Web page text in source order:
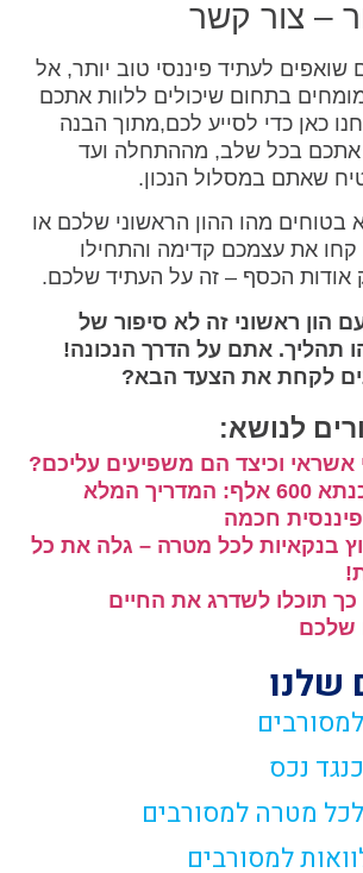
– צור קשר
לעתיד פיננסי טוב יותר, אל
בתחום שיכולים ללוות אתכם
כאן כדי לסייע לכם,מתוך הבנה
אתכם בכל שלב, מההתחלה ועד
שאתם במסלול הנכון.
בטוחים מהו ההון הראשוני שלכם או
את עצמכם קדימה והתחילו
הכסף – זה על העתיד שלכם.
הון ראשוני זה לא סיפור של
תהליך. אתם על הדרך הנכונה!
לקחת את הצעד הבא?
לנושא:
אשראי וכיצד הם משפיעים עליכם?
החזר משכנתא 600 אלף: המדריך המלא
חכמה
בנקאיות לכל מטרה – גלה את כל
תוכלו לשדרג את החיים
שלכם
שלנו
נכס
מטרה למסורבים
למסורבים